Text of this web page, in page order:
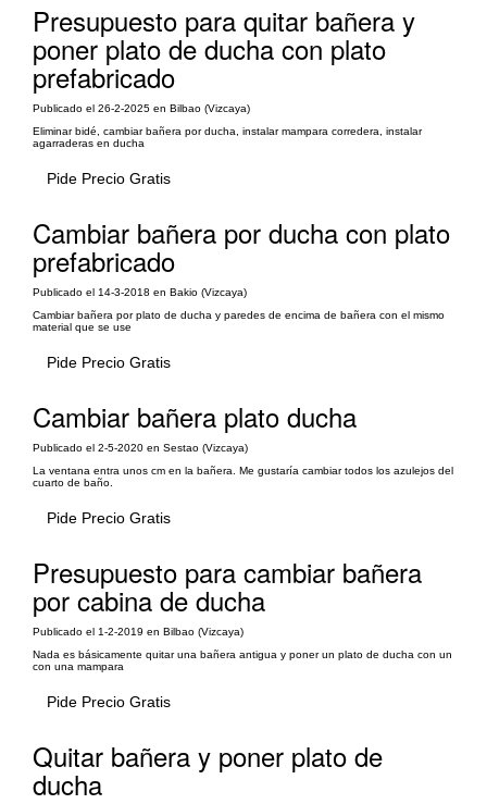
Presupuesto para quitar bañera y
poner plato de ducha con plato
prefabricado
Publicado el 26-2-2025 en Bilbao (Vizcaya)
Eliminar bidé, cambiar bañera por ducha, instalar mampara corredera, instalar
agarraderas en ducha
Pide Precio Gratis
Cambiar bañera por ducha con plato
prefabricado
Publicado el 14-3-2018 en Bakio (Vizcaya)
Cambiar bañera por plato de ducha y paredes de encima de bañera con el mismo
material que se use
Pide Precio Gratis
Cambiar bañera plato ducha
Publicado el 2-5-2020 en Sestao (Vizcaya)
La ventana entra unos cm en la bañera. Me gustaría cambiar todos los azulejos del
cuarto de baño.
Pide Precio Gratis
Presupuesto para cambiar bañera
por cabina de ducha
Publicado el 1-2-2019 en Bilbao (Vizcaya)
Nada es básicamente quitar una bañera antigua y poner un plato de ducha con un
con una mampara
Pide Precio Gratis
Quitar bañera y poner plato de
ducha